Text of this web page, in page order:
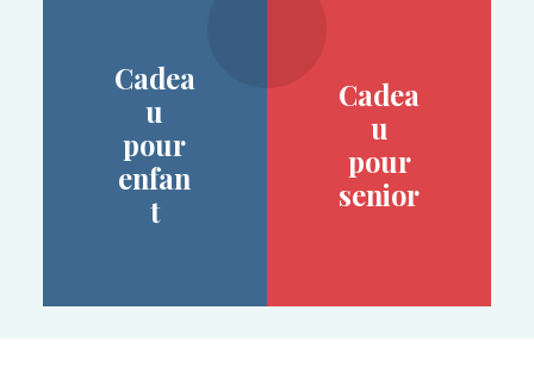
Cadea
u
pour
enfan
t
Cadea
u
pour
senior